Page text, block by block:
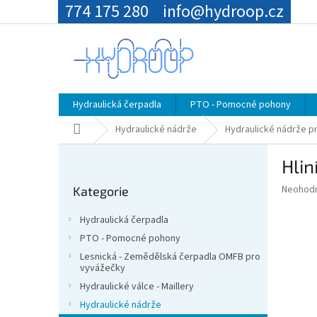
774 175 280 info@hydroop.cz
Hydraulická čerpadla PTO - Pomocné pohony
Domů Hydraulické nádrže Hydraulické nádrže
kategorie
Kategorie
Hydraulická čerpadla
PTO - Pomocné pohony
Lesnická - Zemědělská čerpadla OMFB pro
vyvážečky
Hydraulické válce - Maillery
Hydraulické nádrže